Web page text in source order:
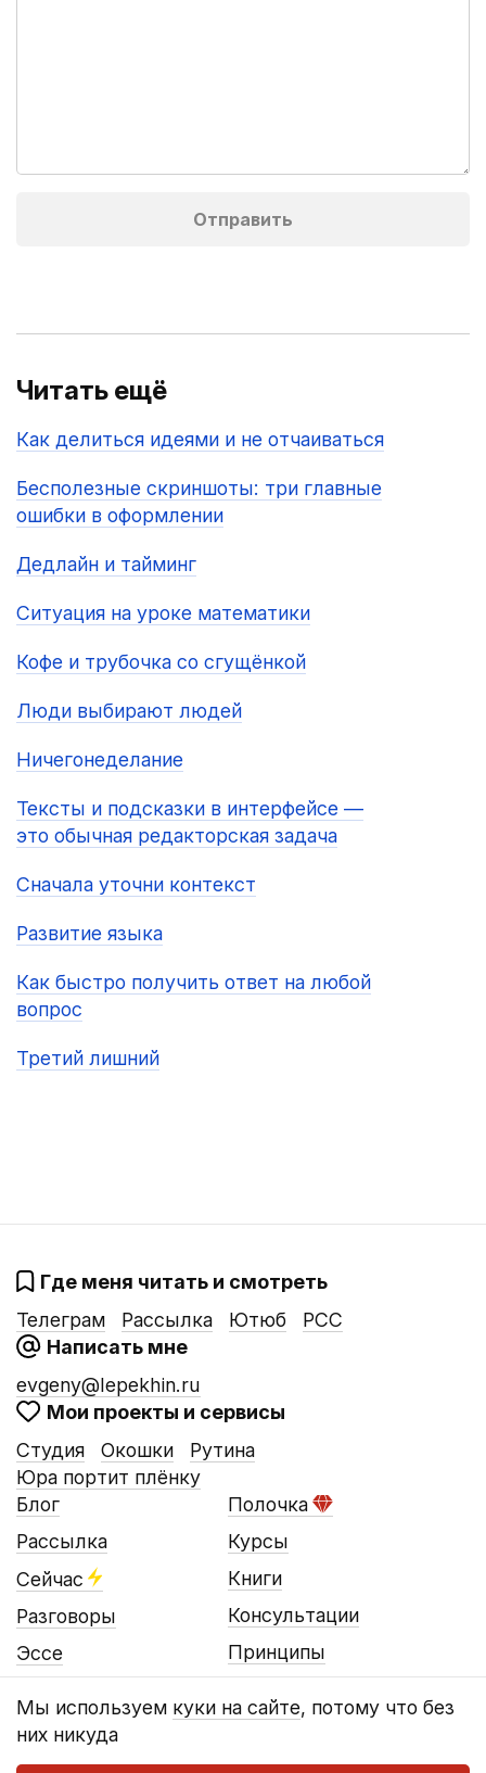
Мы используем куки на сайте, потому что без
них никуда
Читать ещё
Как делиться идеями и не отчаиваться
Бесполезные скриншоты: три главные
ошибки в оформлении
Дедлайн и тайминг
Ситуация на уроке математики
Кофе и трубочка со сгущёнкой
Люди выбирают людей
Ничегонеделание
Тексты и подсказки в интерфейсе —
это обычная редакторская задача
Сначала уточни контекст
Развитие языка
Как быстро получить ответ на любой
вопрос
Третий лишний
Где меня читать и смотреть
Телеграм
Рассылка Ютюб
РСС
Написать мне
evgeny@lepekhin.ru
Мои проекты и сервисы
Студия
Окошки
Юра портит плёнку
Рутина
Блог
Рассылка
Сейчас
Разговоры
Эссе
Полочка
Курсы
Книги
Консультации
Принципы